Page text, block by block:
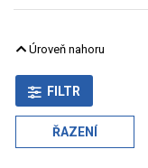
Úroveň nahoru
FILTR
ŘAZENÍ